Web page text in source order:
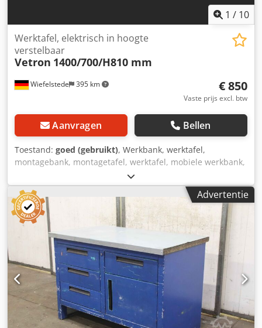
1 / 10
Wiefelstede 395 km
Werktafel, elektrisch in hoogte
verstelbaar
Vetron 1400/700/H810 mm
€ 850
Vaste prijs excl. btw
Aanvragen Bellen
Toestand: goed (gebruikt), Werkbank, werktafel,
montagebank, montagetafel, werktafel, mobiele werkbank,
naaimachinetafel -Werktafel: Elektrisch in hoogte
verstelbare werktafel, robuuste uitvoering met
zwenkwielen -Tafelblad: 1400 x 700 mm -Hoogte: 810–1180
mm -Aandrijfmotor: Baifu 51K120GU-CM-P 230V 120W -
Onderstel: 4 zwenkwielen met parkeerrem -
Transportafmetingen: 1400/700/H810 mm Dodpfx Ajxy
Ikujhnowa -Gewicht: 62 kg
Advertentie